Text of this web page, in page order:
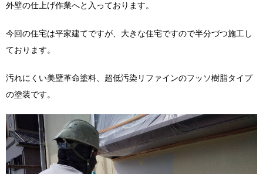
外壁の仕上げ作業へと入っております。
今回の住宅は平家建てですが、大きな住宅ですので半分づつ施工し
ております。
汚れにくい美壁革命塗料、超低汚染リファインのフッソ樹脂タイプ
の塗装です。